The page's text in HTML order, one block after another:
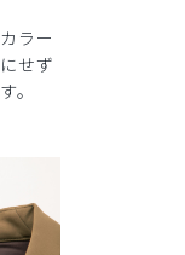
ラー
せず
。